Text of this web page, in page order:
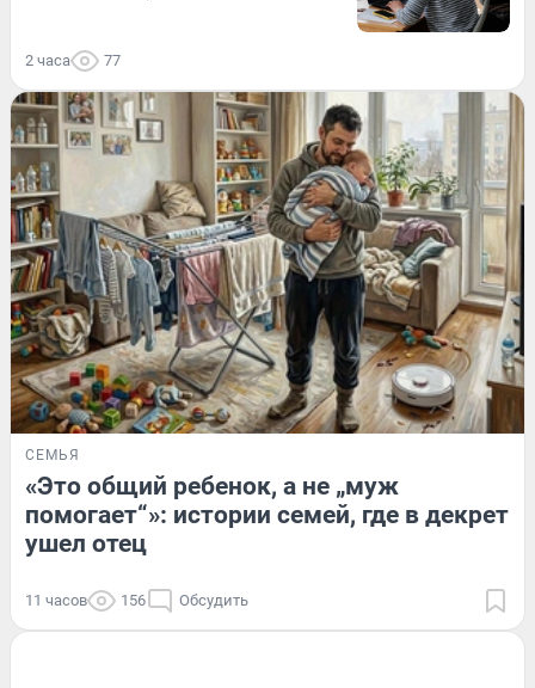
2 часа 77
СЕМЬЯ
«Это общий ребенок, а не „муж
помогает“»: истории семей, где в декрет
ушел отец
11 часов 156 Обсудить